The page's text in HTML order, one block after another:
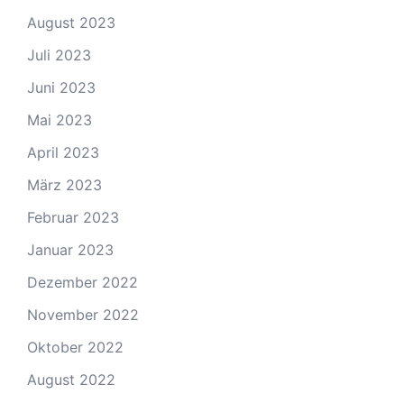
August 2023
Juli 2023
Juni 2023
Mai 2023
April 2023
März 2023
Februar 2023
Januar 2023
Dezember 2022
November 2022
Oktober 2022
August 2022